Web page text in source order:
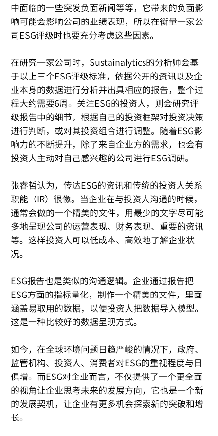
中面临的一些突发负面新闻等等，它带来的负面影
响可能会影响公司的业绩表现，所以在衡量一家公
司ESG评级时也要充分考虑这些因素。
在研究一家公司时，Sustainalytics的分析师会基
于以上三个ESG评级标准，依据公开的资讯以及企
业本身的数据进行分析并出具相应的报告，整个过
程大约需要6周。关注ESG的投资人，则会研究评
级报告中的细节，根据自己的投资框架对投资决策
进行判断，或对其投资组合进行调整。随着ESG影
响力的不断提升，除了来自企业方的需求，也会有
投资人主动对自己感兴趣的公司进行ESG调研。
张睿哲认为，传达ESG的资讯和传统的投资人关系
职能（IR）很像。当企业在与投资人沟通的时候，
通常会做的一个精美的文件，用最少的文字尽可能
多地呈现公司的运营表现、财务表现、重要的资讯
等。这样投资人可以低成本、高效地了解企业状
况。
ESG报告也是类似的沟通逻辑。企业通过报告把
ESG方面的指标量化，制作一个精美的文件，里面
涵盖易取用的数据，以便投资人把数据导入模型。
这是一种比较好的数据呈现方式。
如今，在全球环境问题日趋严峻的情况下，政府、
监管机构、投资人、消费者对ESG的重视程度与日
俱增。而ESG对企业而言，不仅提供了一个更全面
的视角让企业思考未来的发展方向，它也是一个新
的发展契机，让企业有更多机会探索新的突破和增
长。